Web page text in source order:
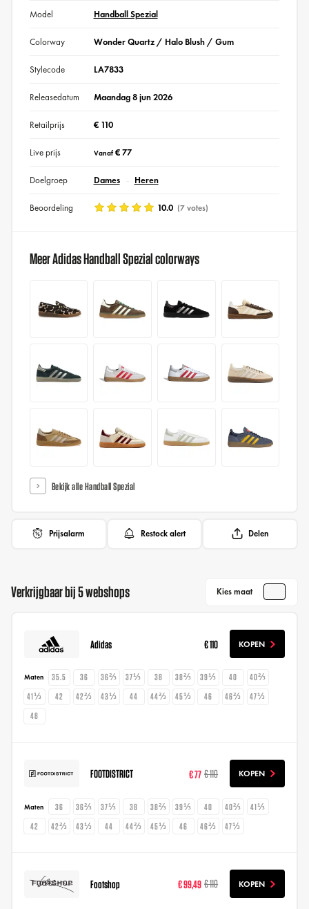
Model Handball Spezial
Colorway Wonder Quartz / Halo Blush / Gum
Stylecode LA7833
Releasedatum Maandag 8 jun 2026
Retailprijs € 110
Live prijs Vanaf€ 77
Doelgroep Dames Heren
Beoordeling 10.0 (7 votes)
Meer Adidas Handball Spezial colorways
Bekijk alle Handball Spezial
Prijsalarm Restock alert Delen
Verkrijgbaar bij 5 webshops Kies maat
Adidas € 110 KOPEN
Maten 35.5 36 36⅔ 37⅓ 38 38⅔ 39⅓ 40
40⅔
41⅓
42 42⅔ 43⅓ 44 44⅔ 45⅓ 46 46⅔
47⅓
48
FOOTDISTRICT € 77 € 110 KOPEN
Maten 36 36⅔ 37⅓ 38 38⅔ 39⅓ 40 40⅔
41⅓
42
42⅔ 43⅓ 44 44⅔ 45⅓ 46 46⅔ 47⅓
Footshop € 99,49 € 110 KOPEN